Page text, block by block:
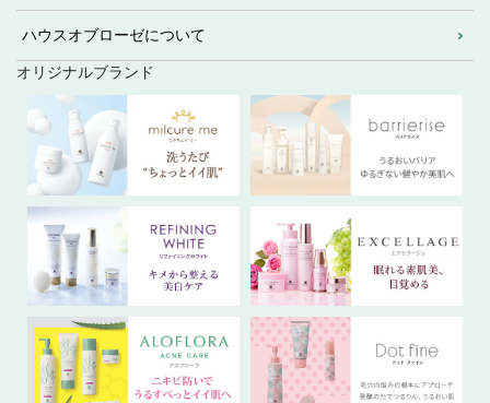
ハウスオブローゼについて
オリジナルブランド